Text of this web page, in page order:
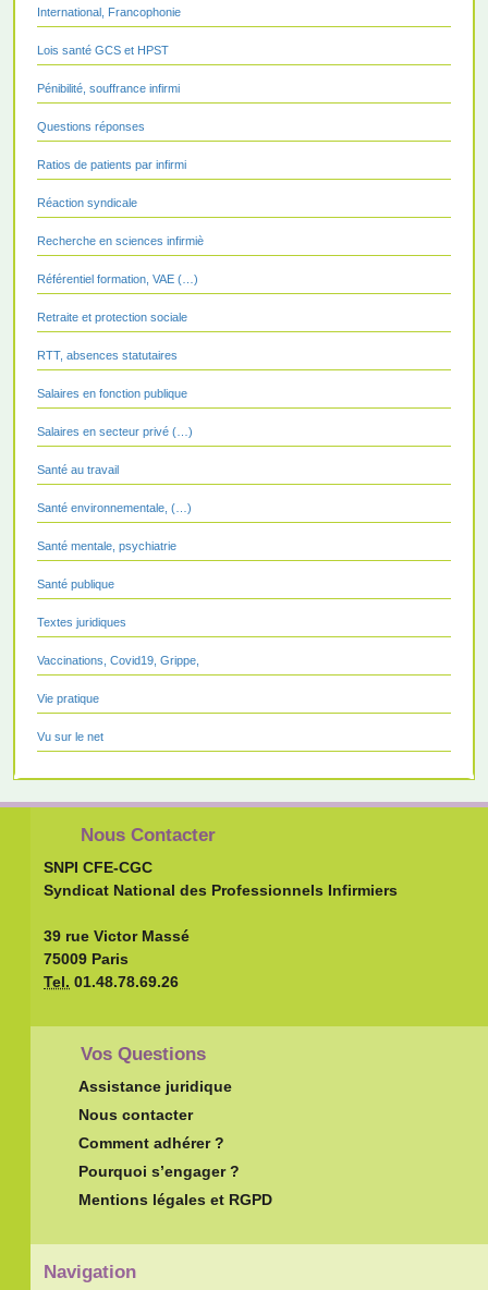
International, Francophonie
Lois santé GCS et HPST
Pénibilité, souffrance infirmi
Questions réponses
Ratios de patients par infirmi
Réaction syndicale
Recherche en sciences infirmiè
Référentiel formation, VAE (…)
Retraite et protection sociale
RTT, absences statutaires
Salaires en fonction publique
Salaires en secteur privé (…)
Santé au travail
Santé environnementale, (…)
Santé mentale, psychiatrie
Santé publique
Textes juridiques
Vaccinations, Covid19, Grippe,
Vie pratique
Vu sur le net
Nous Contacter
SNPI CFE-CGC
Syndicat National des Professionnels Infirmiers
39 rue Victor Massé
75009 Paris
Tel. 01.48.78.69.26
Vos Questions
Assistance juridique
Nous contacter
Comment adhérer ?
Pourquoi s’engager ?
Mentions légales et RGPD
Navigation